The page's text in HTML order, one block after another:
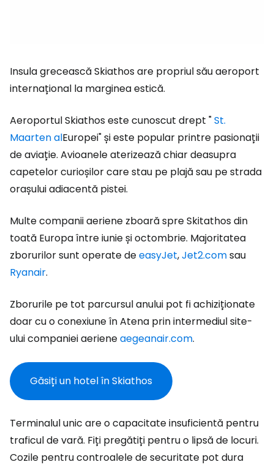
Insula grecească Skiathos are propriul său aeroport
internațional la marginea estică.
Aeroportul Skiathos este cunoscut drept "St.
Maarten alEuropei" și este popular printre pasionații
de aviație. Avioanele aterizează chiar deasupra
capetelor curioșilor care stau pe plajă sau pe strada
orașului adiacentă pistei.
Multe companii aeriene zboară spre Skitathos din
toată Europa între iunie și octombrie. Majoritatea
zborurilor sunt operate deeasyJet,Jet2.comsau
Ryanair.
Zborurile pe tot parcursul anului pot fi achiziționate
doar cu o conexiune în Atena prin intermediul site-
ului companiei aerieneaegeanair.com.
Găsiți un hotel în Skiathos
Terminalul unic are o capacitate insuficientă pentru
traficul de vară. Fiți pregătiți pentru o lipsă de locuri.
Cozile pentru controalele de securitate pot dura